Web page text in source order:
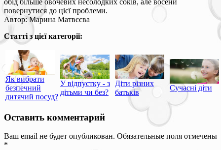
повернутися до цієї проблеми.
Автор: Марина Матвєєва
Статті з цієї категорії:
Як вибрати
безпечний
дитячий посуд?
У відпустку - з
дітьми чи без?
Діти різних
батьків
Сучасні діти
Оставить комментарий
Ваш email не будет опубликован. Обязательные поля отмечены
*